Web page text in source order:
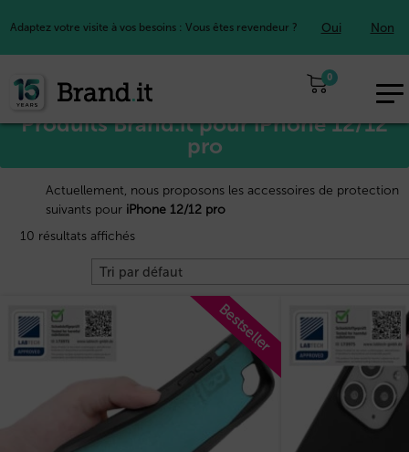
Adaptez votre visite à vos besoins : Vous êtes revendeur ? Oui Non
0
FR
Accueil
Produits Brand.it pour iPhone 12/12
pro
Actuellement, nous proposons les accessoires de protection
suivants pour iPhone 12/12 pro
10 résultats affichés
Bestseller